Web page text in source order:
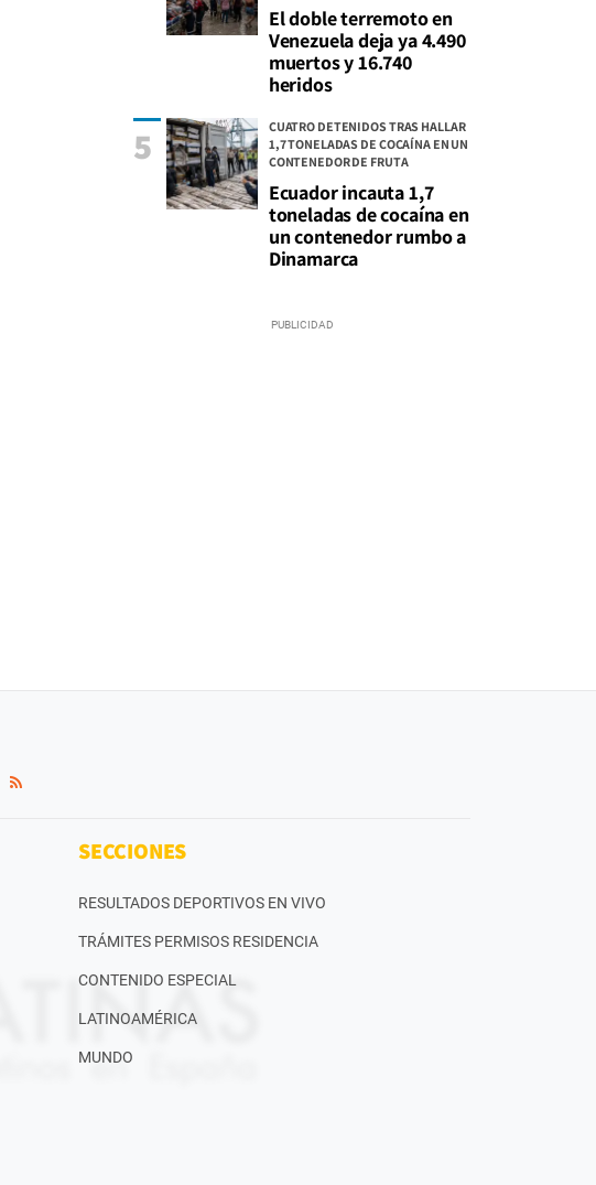
El doble terremoto en
Venezuela deja ya 4.490
muertos y 16.740
heridos
CUATRO DETENIDOS TRAS HALLAR
1,7 TONELADAS DE COCAÍNA EN UN
CONTENEDOR DE FRUTA
Ecuador incauta 1,7
toneladas de cocaína en
un contenedor rumbo a
Dinamarca
5
SECCIONES
RESULTADOS DEPORTIVOS EN VIVO
TRÁMITES PERMISOS RESIDENCIA
CONTENIDO ESPECIAL
LATINOAMÉRICA
MUNDO